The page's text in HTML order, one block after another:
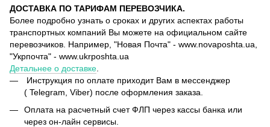
ДОСТАВКА ПО ТАРИФАМ ПЕРЕВОЗЧИКА.
Более подробно узнать о сроках и других аспектах работы
транспортных компаний Вы можете на официальном сайте
перевозчиков. Например, "Новая Почта" - www.novaposhta.ua,
"Укрпочта" - www.ukrposhta.ua
Детальнее о доставке
Инструкция по оплате приходит Вам в мессенджер
( Telegram, Viber) после оформления заказа.
Оплата на расчетный счет ФЛП через кассы банка или
через он-лайн сервисы.